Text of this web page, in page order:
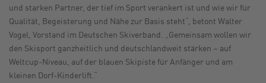
und starken Partner, der tief im Sport verankert ist und wie wir für
Qualität, Begeisterung und Nähe zur Basis steht“, betont Walter
Vogel, Vorstand im Deutschen Skiverband. „Gemeinsam wollen wir
den Skisport ganzheitlich und deutschlandweit stärken – auf
Weltcup-Niveau, auf der blauen Skipiste für Anfänger und am
kleinen Dorf-Kinderlift.“